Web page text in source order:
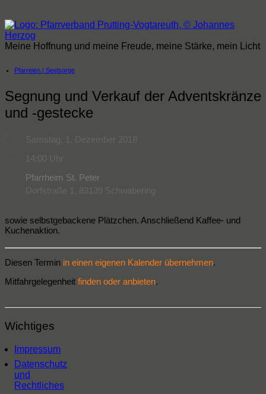
Inhalt
springen
Meine Hoffnung und meine Freude, meine Stärke, mein Licht
Pfarreien | Seelsorge
Segnung und Verkauf der Adventskränze
und -gestecke
Samstag, 1. Dezember 2018
14:00 Uhr
Pfarrheim St. Peter
Dorfstraße 1, 83139 Schwabering
sowie selbstgebackene Plätzchen. Anschließend Kaffee- und
Kuchenaktion.
Diesen Termin in einen eigenen Kalender übernehmen.
Mitfahrgelegenheit finden oder anbieten.
Wichtiges
Impressum
Datenschutz
und
Rechtliches